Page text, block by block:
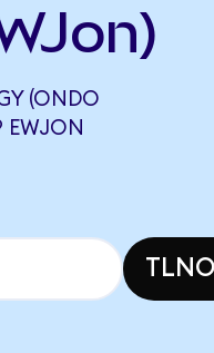
(ONDO
EWJON